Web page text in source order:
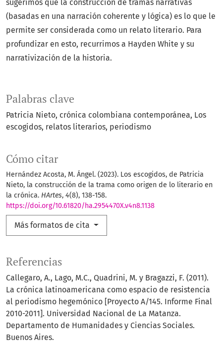
Palabras clave
Patricia Nieto crónica colombiana contemporánea Los
escogidos relatos literarios periodismo
Cómo citar
Hernández Acosta, M. Ángel. (2023). Los escogidos, de Patricia
Nieto, la construcción de la trama como origen de lo literario en
la crónica. HArtes, 4(8), 138-158.
https://doi.org/10.61820/ha.2954470X.v4n8.1138
Más formatos de cita
sugerimos que la construcción de tramas narrativas
(basadas en una narración coherente y lógica) es lo que le
permite ser considerada como un relato literario. Para
profundizar en esto, recurrimos a Hayden White y su
narrativización de la historia.
Referencias
Callegaro, A., Lago, M.C., Quadrini, M. y Bragazzi, F. (2011).
La crónica latinoamericana como espacio de resistencia
al periodismo hegemónico [Proyecto A/145. Informe Final
2010-2011]. Universidad Nacional de La Matanza.
Departamento de Humanidades y Ciencias Sociales.
Buenos Aires.